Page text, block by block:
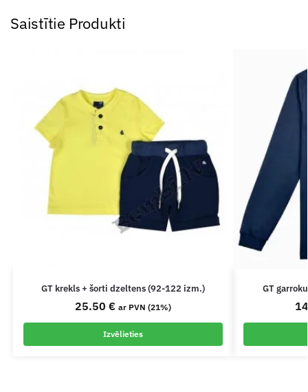
Saistītie Produkti
GT krekls + šorti dzeltens (92-122 izm.)
25.50 € ar PVN (21%)
Izvēlieties
GT